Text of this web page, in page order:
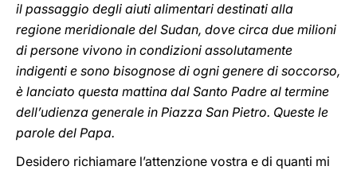
il passaggio degli aiuti alimentari destinati alla
regione meridionale del Sudan, dove circa due milioni
di persone vivono in condizioni assolutamente
indigenti e sono bisognose di ogni genere di soccorso,
è lanciato questa mattina dal Santo Padre al termine
dell’udienza generale in Piazza San Pietro. Queste le
parole del Papa.
Desidero richiamare l’attenzione vostra e di quanti mi